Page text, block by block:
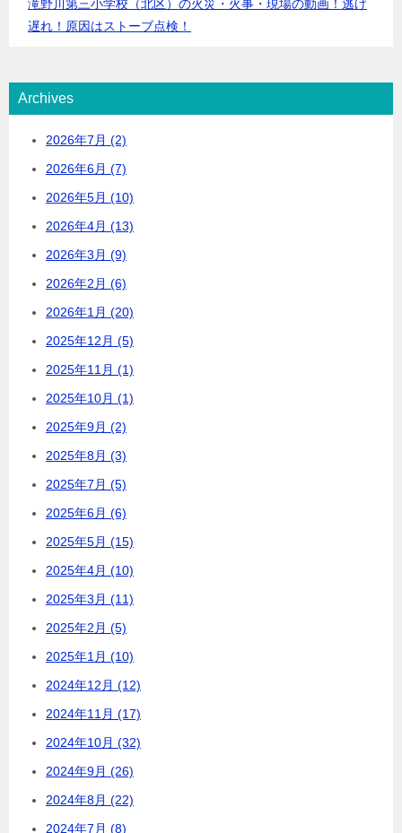
滝野川第三小学校（北区）の火災・火事・現場の動画！逃げ
遅れ！原因はストーブ点検！
Archives
2026年7月 (2)
2026年6月 (7)
2026年5月 (10)
2026年4月 (13)
2026年3月 (9)
2026年2月 (6)
2026年1月 (20)
2025年12月 (5)
2025年11月 (1)
2025年10月 (1)
2025年9月 (2)
2025年8月 (3)
2025年7月 (5)
2025年6月 (6)
2025年5月 (15)
2025年4月 (10)
2025年3月 (11)
2025年2月 (5)
2025年1月 (10)
2024年12月 (12)
2024年11月 (17)
2024年10月 (32)
2024年9月 (26)
2024年8月 (22)
2024年7月 (8)